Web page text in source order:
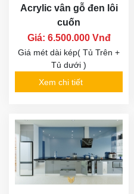
Acrylic vân gỗ đen lôi
cuốn
Giá: 6.500.000 Vnđ
Giá mét dài kép( Tủ Trên +
Tủ dưới )
Xem chi tiết